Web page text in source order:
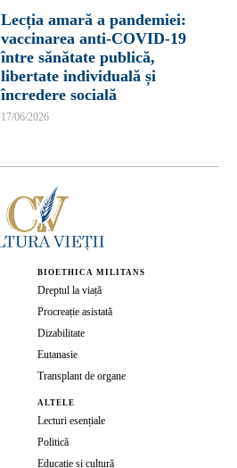
Lecția amară a pandemiei:
vaccinarea anti-COVID-19
între sănătate publică,
libertate individuală și
încredere socială
17/06/2026
BIOETHICA MILITANS
Dreptul la viață
Procreație asistată
Dizabilitate
Eutanasie
Transplant de organe
ALTELE
Lecturi esențiale
Politică
Educație și cultură